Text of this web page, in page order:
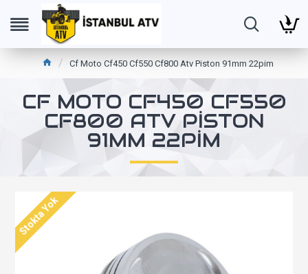
Cf Moto Cf450 Cf550 Cf800 Atv Piston 91mm 22pim
CF MOTO CF450 CF550
CF800 ATV PISTON
91MM 22PIM
Stokta Yok